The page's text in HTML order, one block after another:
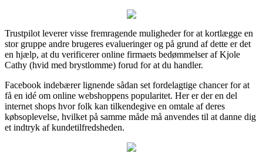
Trustpilot leverer visse fremragende muligheder for at kortlægge en
stor gruppe andre brugeres evalueringer og på grund af dette er det
en hjælp, at du verificerer online firmaets bedømmelser af Kjole
Cathy (hvid med brystlomme) forud for at du handler.
Facebook indebærer lignende sådan set fordelagtige chancer for at
få en idé om online webshoppens popularitet. Her er der en del
internet shops hvor folk kan tilkendegive en omtale af deres
købsoplevelse, hvilket på samme måde må anvendes til at danne dig
et indtryk af kundetilfredsheden.